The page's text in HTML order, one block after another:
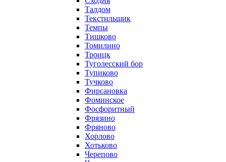
Талдом
Текстильщик
Темпы
Тишково
Томилино
Троицк
Туголесский бор
Тупиково
Тучково
Фирсановка
Фоминское
Фосфоритный
Фрязино
Фряново
Хорлово
Хотьково
Черепово